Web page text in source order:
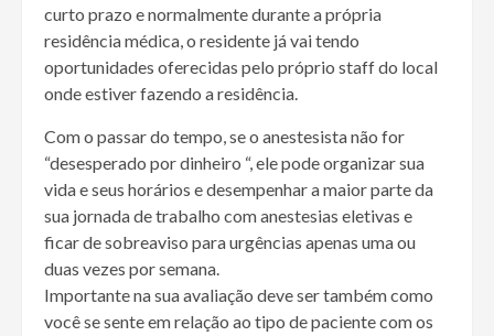
curto prazo e normalmente durante a própria
residência médica, o residente já vai tendo
oportunidades oferecidas pelo próprio staff do local
onde estiver fazendo a residência.
Com o passar do tempo, se o anestesista não for
“desesperado por dinheiro “, ele pode organizar sua
vida e seus horários e desempenhar a maior parte da
sua jornada de trabalho com anestesias eletivas e
ficar de sobreaviso para urgências apenas uma ou
duas vezes por semana.
Importante na sua avaliação deve ser também como
você se sente em relação ao tipo de paciente com os